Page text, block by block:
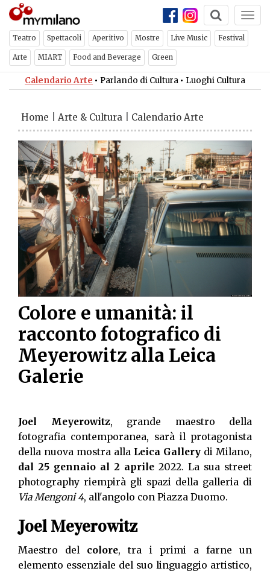
Teatro Spettacoli Aperitivo Mostre Live Music Festival
Arte MIART Food and Beverage Green
Calendario Arte • Parlando di Cultura • Luoghi Cultura
Home Arte & Cultura Calendario Arte
Colore e umanità: il
racconto fotografico di
Meyerowitz alla Leica
Galerie
Joel Meyerowitz, grande maestro della
fotografia contemporanea, sarà il protagonista
della nuova mostra alla Leica Gallery di Milano,
dal 25 gennaio al 2 aprile 2022. La sua street
photography riempirà gli spazi della galleria di
Via Mengoni 4, all'angolo con Piazza Duomo.
Joel Meyerowitz
Maestro del colore, tra i primi a farne un
elemento essenziale del suo linguaggio artistico,